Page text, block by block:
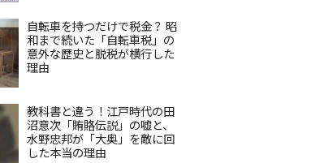
自転車を持つだけで税金？ 昭
和まで続いた「自転車税」の
意外な歴史と脱税が横行した
理由
教科書と違う！江戸時代の田
沼意次「賄賂伝説」の嘘と、
水野忠邦が「大奥」を敵に回
した本当の理由